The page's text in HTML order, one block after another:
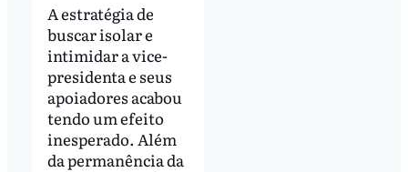
A estratégia de
buscar isolar e
intimidar a vice-
presidenta e seus
apoiadores acabou
tendo um efeito
inesperado. Além
da permanência da